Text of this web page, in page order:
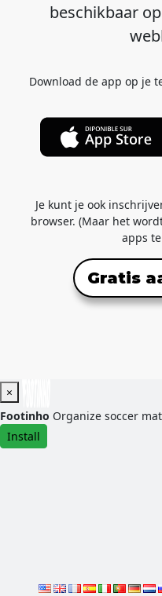
beschikbaar
Download de app op je
Je kunt je ook
browser. (Maar het
apps
Gratis
×
Footinho Organize soccer
Install